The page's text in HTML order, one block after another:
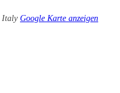
Italy Google Karte anzeigen